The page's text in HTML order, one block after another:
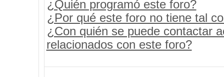
¿Quién programó este foro?
¿Por qué este foro no tiene tal
¿Con quién se puede contactar
relacionados con este foro?